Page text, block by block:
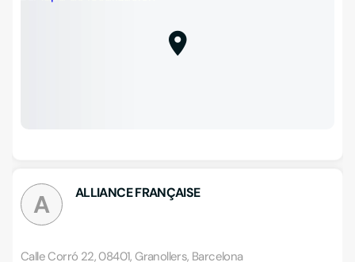
A ALLIANCE FRANÇAISE
Calle Corró 22, 08401, Granollers, Barcelona